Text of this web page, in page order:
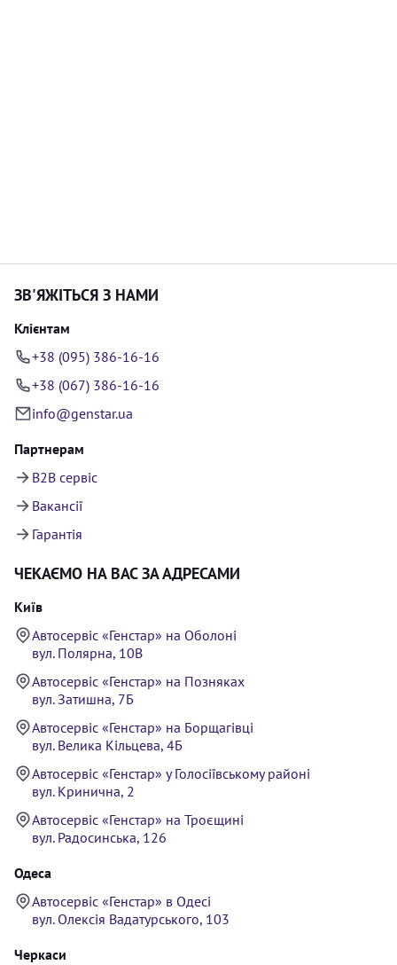
ЗВ'ЯЖІТЬСЯ З НАМИ
Клієнтам
+38 (095) 386-16-16
+38 (067) 386-16-16
info@genstar.ua
Партнерам
B2B сервіс
Вакансії
Гарантія
ЧЕКАЄМО НА ВАС ЗА АДРЕСАМИ
Київ
Автосервіс «Генстар» на Оболоні
вул. Полярна, 10В
Автосервіс «Генстар» на Позняках
вул. Затишна, 7Б
Автосервіс «Генстар» на Борщагівці
вул. Велика Кільцева, 4Б
Автосервіс «Генстар» у Голосіївському районі
вул. Кринична, 2
Автосервіс «Генстар» на Троєщині
вул. Радосинська, 126
Одеса
Автосервіс «Генстар» в Одесі
вул. Олексія Вадатурського, 103
Черкаси